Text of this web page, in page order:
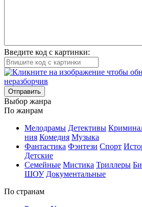
Введите код с картинки:
Отправить
Вы­бор жан­ра
По жан­рам
Ме­ло­дра­мы Де­тек­ти­вы
ния Ко­ме­дия Му­зы­ка
Фан­та­сти­ка Фэн­те­зи Спорт
Дет­ские
Се­мей­ные Мис­ти­ка Трил­ле­ры
ШОУ До­ку­мен­таль­ные
По стра­нам